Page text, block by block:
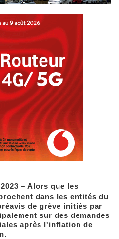
– Alors que les
dans les entités du
de grève initiés par
sur des demandes
après l'inflation de